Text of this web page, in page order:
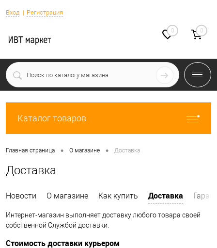
Вход Регистрация
0 0
Каталог товаров
Главная страница • О магазине • Доставка
Доставка
Новости О магазине Как купить Доставка
Интернет-магазин выполняет доставку любого товара своей
собственной Службой доставки.
Стоимость доставки курьером